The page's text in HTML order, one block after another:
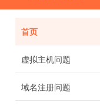
首页
虚拟主机问题
域名注册问题